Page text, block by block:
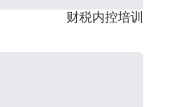
财税内控培训